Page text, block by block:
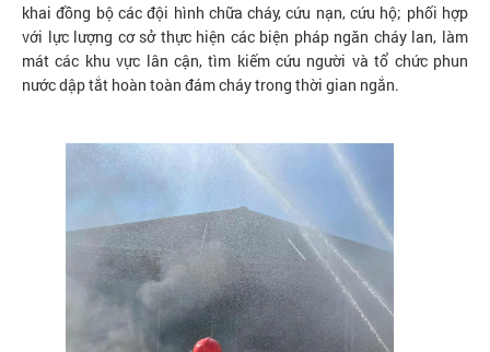
khai đồng bộ các đội hình chữa cháy, cứu nạn, cứu hộ; phối hợp
với lực lượng cơ sở thực hiện các biện pháp ngăn cháy lan, làm
mát các khu vực lân cận, tìm kiếm cứu người và tổ chức phun
nước dập tắt hoàn toàn đám cháy trong thời gian ngắn.